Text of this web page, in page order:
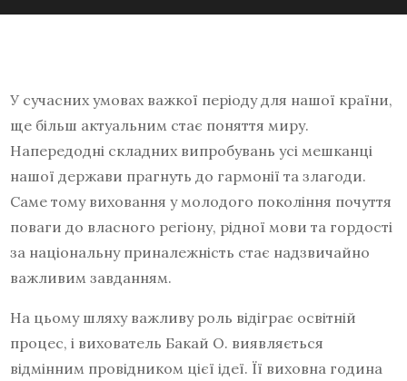
У сучасних умовах важкої періоду для нашої країни,
ще більш актуальним стає поняття миру.
Напередодні складних випробувань усі мешканці
нашої держави прагнуть до гармонії та злагоди.
Саме тому виховання у молодого покоління почуття
поваги до власного регіону, рідної мови та гордості
за національну приналежність стає надзвичайно
важливим завданням.
На цьому шляху важливу роль відіграє освітній
процес, і вихователь Бакай О. виявляється
відмінним провідником цієї ідеї. Її виховна година